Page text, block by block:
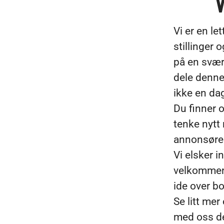
Vi er en
stillinger
på en
dele
ikke en
Du finner
tenke nytt
Vi elsker
ide over
Se litt mer
med oss